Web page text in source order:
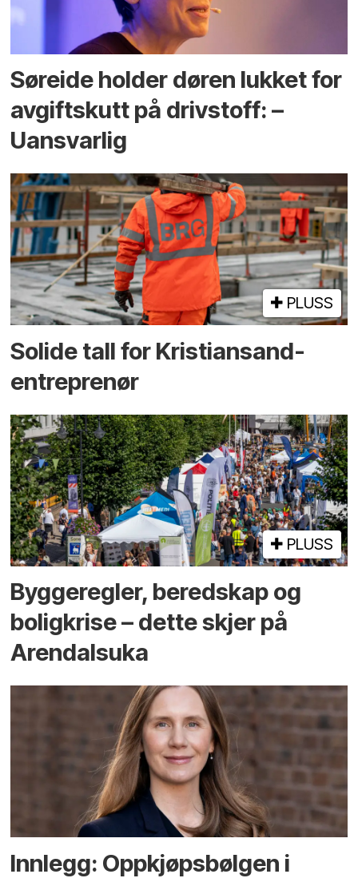
Søreide holder døren lukket for
avgiftskutt på drivstoff: –
Uansvarlig
PLUSS
Solide tall for Kristiansand-
entreprenør
PLUSS
Bygge­regler, beredskap og
bolig­krise – dette skjer på
Arendals­uka
Innlegg: Oppkjøps­bølgen i